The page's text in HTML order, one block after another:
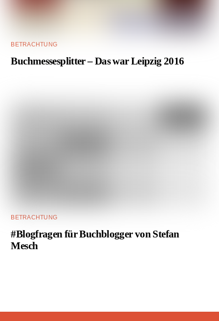
BETRACHTUNG
Buchmessesplitter – Das war Leipzig 2016
BETRACHTUNG
#Blogfragen für Buchblogger von Stefan
Mesch